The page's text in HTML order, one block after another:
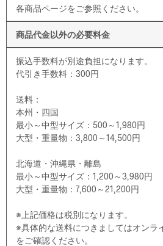
各商品ページをご参照ください。
商品代金以外の必要料金
振込手数料が別途負担になります。
代引き手数料：300円
送料：
本州・四国
最小～中型サイズ：500～1,980円
大型・重量物：3,800～14,500円
北海道・沖縄県・離島
最小～中型サイズ：1,200～3,980円
大型・重量物：7,600～21,200円
※上記価格は税別になります。
※具体的な送料につきましてはオンラ
をご確認ください。